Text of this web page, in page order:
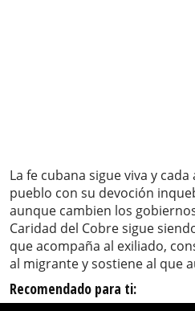
La fe cubana sigue viva y
pueblo con su devoción
aunque cambien los
Caridad del Cobre sigue
que acompaña al exiliado,
al migrante y sostiene al que
Recomendado para ti: